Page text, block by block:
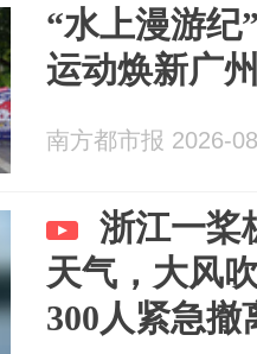
“水上漫游纪
运动焕新广
南方都市报 2026-
浙江一桨
天气，大风
300人紧急撤